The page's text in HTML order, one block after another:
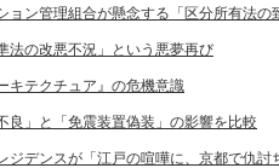
ョン管理組合が懸念する「区分所有法の
法の改悪不況」という悪夢再び
キテクチュア』の危機意識
良」と「免震装置偽装」の影響を比較
ジデンスが「江戸の喧嘩に、京都で仇討